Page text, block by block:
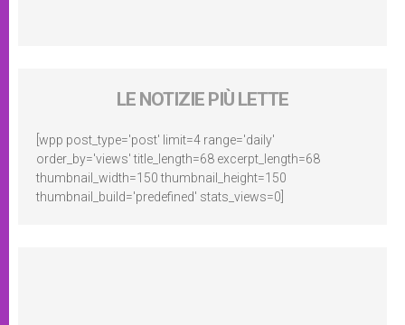
LE NOTIZIE PIÙ LETTE
[wpp post_type='post' limit=4 range='daily'
order_by='views' title_length=68 excerpt_length=68
thumbnail_width=150 thumbnail_height=150
thumbnail_build='predefined' stats_views=0]